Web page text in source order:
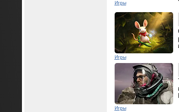
Игры
Игры
Игры